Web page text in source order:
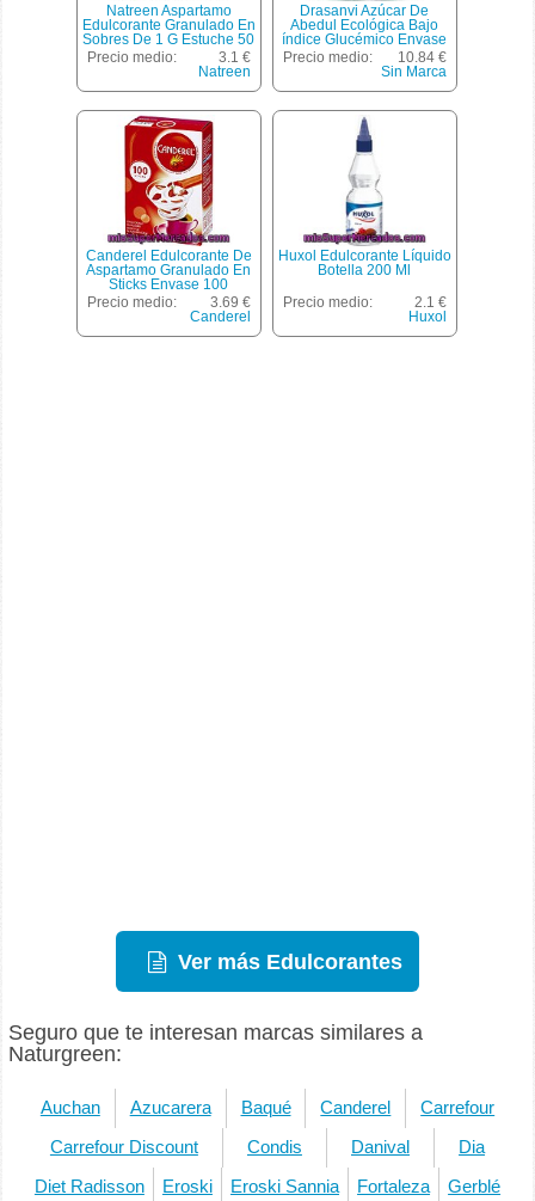
Natreen Aspartamo
Edulcorante Granulado En
Sobres De 1 G Estuche 50
Sobres + 40 Gratis
Precio medio:
3.1 €
Natreen
Drasanvi Azúcar De
Abedul Ecológica Bajo
índice Glucémico Envase
500 G
Precio medio:
10.84 €
Sin Marca
Canderel Edulcorante De
Aspartamo Granulado En
Sticks Envase 100
Unidades
Precio medio:
3.69 €
Canderel
Huxol Edulcorante Líquido
Botella 200 Ml
Precio medio:
2.1 €
Huxol
Ver más Edulcorantes
Seguro que te interesan marcas similares a
Naturgreen:
Auchan Azucarera Baqué Canderel Carrefour
Carrefour Discount Condis Danival Dia
Diet Radisson Eroski Eroski Sannia Fortaleza Gerblé